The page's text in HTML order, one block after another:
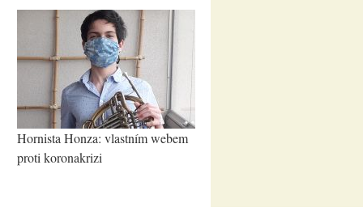
Hornista Honza: vlastním webem
proti koronakrizi